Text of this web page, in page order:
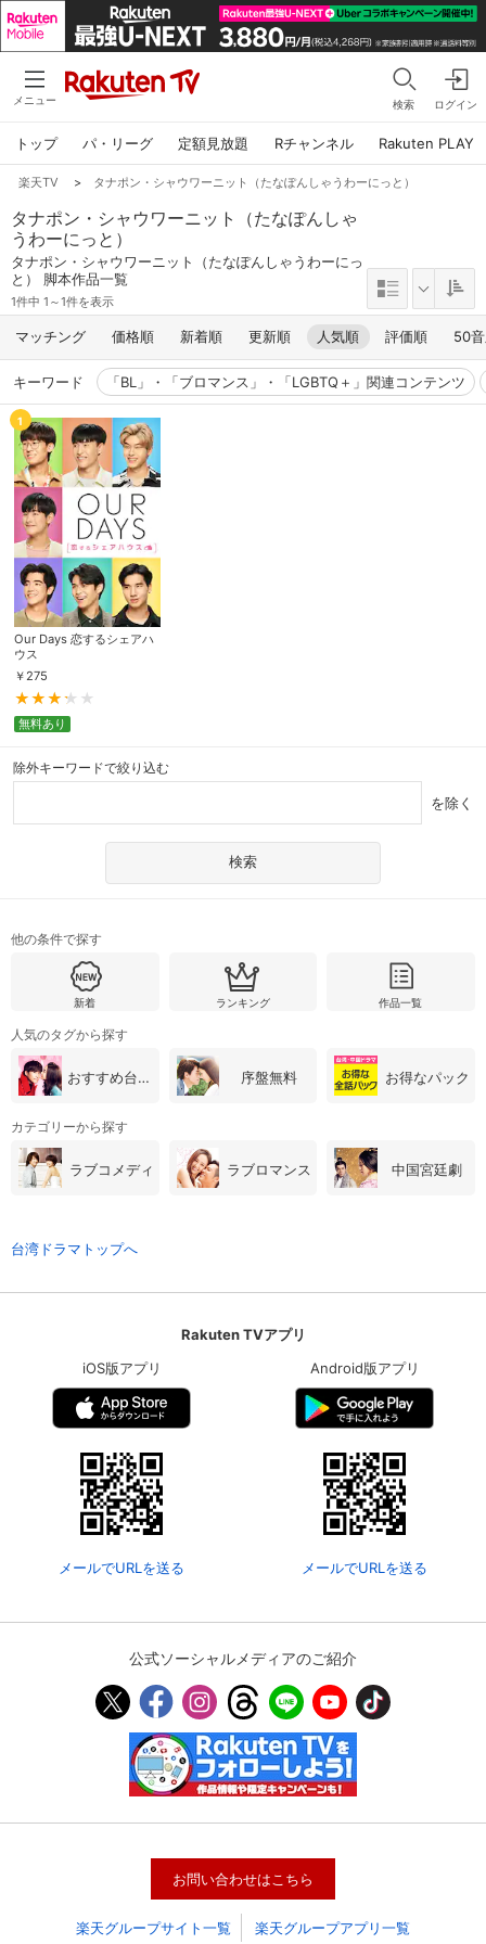
メニュー 検索 ログイン
トップ パ・リーグ 定額見放題 Rチャンネル Rakuten PLAY
会員情報
決済方法変更 決済方法の変更が可能です。
楽天TV > タナポン・シャウワーニット（たなぽんしゃうわーにっと）
タナポン・シャウワーニット（たなぽんしゃ
うわーにっと）
タナポン・シャウワーニット（たなぽんしゃうわーにっ
と） 脚本作品一覧
1件中 1～1件を表示
マッチング 価格順 新着順 更新順 人気順 評価順 50
キーワード 「BL」・「ブロマンス」・「LGBTQ＋」関連コンテンツ
1
Our Days 恋するシェアハ
ウス
￥ 275
無料あり
除外キーワードで絞り込む
を除く
他の条件で探す
新着 ランキング 作品一覧
人気のタグから探す
おすすめ台湾・中国ドラマ 序盤無料 お得なパック
カテゴリーから探す
ラブコメディ ラブロマンス 中国宮廷劇
台湾ドラマトップへ
Rakuten TVアプリ
iOS版アプリ
メールでURLを送る
Android版アプリ
メールでURLを送る
公式ソーシャルメディアのご紹介
お問い合わせはこちら
楽天グループサイト一覧 楽天グループアプリ一覧